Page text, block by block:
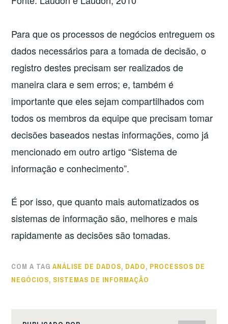
Para que os processos de negócios entreguem os
dados necessários para a tomada de decisão, o
registro destes precisam ser realizados de
maneira clara e sem erros; e, também é
importante que eles sejam compartilhados com
todos os membros da equipe que precisam tomar
decisões baseados nestas informações, como já
mencionado em outro artigo “Sistema de
informação e conhecimento”.
É por isso, que quanto mais automatizados os
sistemas de informação são, melhores e mais
rapidamente as decisões são tomadas.
COM A TAGANÁLISE DE DADOS, DADO, PROCESSOS DE
NEGÓCIOS, SISTEMAS DE INFORMAÇÃO